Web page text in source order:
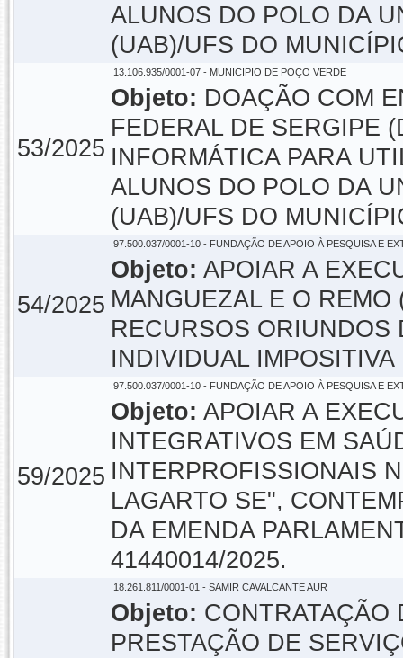
ALUNOS DO POLO DA
(UAB)/UFS DO
53/2025
13.106.935/0001-07 - MUNICIPIO DE POÇO VERDE
Objeto: DOAÇÃO COM
FEDERAL DE SERGIPE
INFORMÁTICA PARA
ALUNOS DO POLO DA
(UAB)/UFS DO
54/2025
97.500.037/0001-10 - FUNDAÇÃO DE APOIO À PESQUISA E
Objeto: APOIAR A
MANGUEZAL E O
RECURSOS ORIUNDOS
INDIVIDUAL
59/2025
97.500.037/0001-10 - FUNDAÇÃO DE APOIO À PESQUISA E
Objeto: APOIAR A
INTEGRATIVOS EM
INTERPROFISSIONAIS
LAGARTO SE",
DA EMENDA
41440014/2025.
18.261.811/0001-01 - SAMIR CAVALCANTE AUR
Objeto: CONTRATAÇÃO
PRESTAÇÃO DE